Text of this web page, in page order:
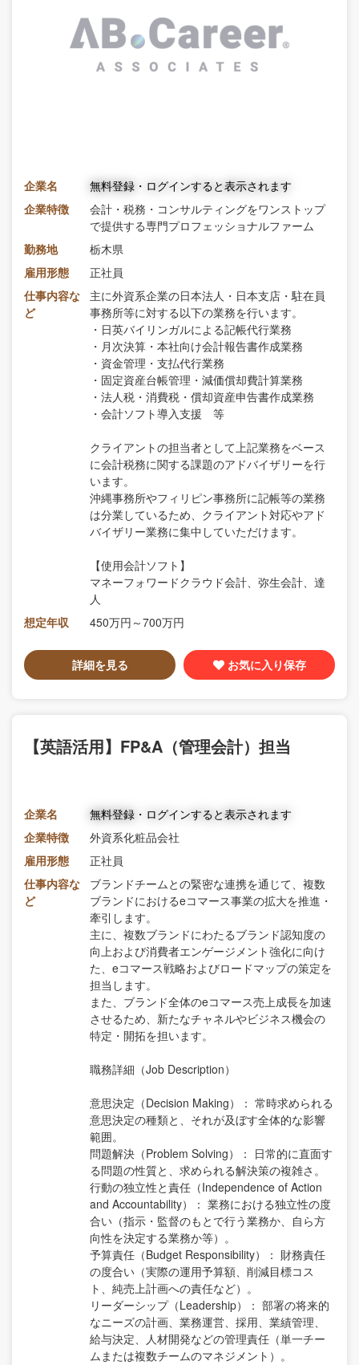
企業名
無料登録・ログインすると表示されます
企業特徴
会計・税務・コンサルティングをワンストップ
で提供する専門プロフェッショナルファーム
勤務地
栃木県
雇用形態
正社員
仕事内容な
ど
主に外資系企業の日本法人・日本支店・駐在員
事務所等に対する以下の業務を行います。
・日英バイリンガルによる記帳代行業務
・月次決算・本社向け会計報告書作成業務
・資金管理・支払代行業務
・固定資産台帳管理・減価償却費計算業務
・法人税・消費税・償却資産申告書作成業務
・会計ソフト導入支援 等
クライアントの担当者として上記業務をベース
に会計税務に関する課題のアドバイザリーを行
います。
沖縄事務所やフィリピン事務所に記帳等の業務
は分業しているため、クライアント対応やアド
バイザリー業務に集中していただけます。
【使用会計ソフト】
マネーフォワードクラウド会計、弥生会計、達
人
想定年収
450万円～700万円
詳細を見る お気に入り保存
【英語活用】FP&A（管理会計）担当
企業名
無料登録・ログインすると表示されます
企業特徴
外資系化粧品会社
雇用形態
正社員
仕事内容な
ど
ブランドチームとの緊密な連携を通じて、複数
ブランドにおけるeコマース事業の拡大を推進・
牽引します。
主に、複数ブランドにわたるブランド認知度の
向上および消費者エンゲージメント強化に向け
た、eコマース戦略およびロードマップの策定を
担当します。
また、ブランド全体のeコマース売上成長を加速
させるため、新たなチャネルやビジネス機会の
特定・開拓を担います。
職務詳細（Job Description）
意思決定（Decision Making）： 常時求められる
意思決定の種類と、それが及ぼす全体的な影響
範囲。
問題解決（Problem Solving）： 日常的に直面す
る問題の性質と、求められる解決策の複雑さ。
行動の独立性と責任（Independence of Action
and Accountability）： 業務における独立性の度
合い（指示・監督のもとで行う業務か、自ら方
向性を決定する業務か等）。
予算責任（Budget Responsibility）： 財務責任
の度合い（実際の運用予算額、削減目標コス
ト、純売上計画への責任など）。
リーダーシップ（Leadership）： 部署の将来的
なニーズの計画、業務運営、採用、業績管理、
給与決定、人材開発などの管理責任（単一チー
ムまたは複数チームのマネジメント）。